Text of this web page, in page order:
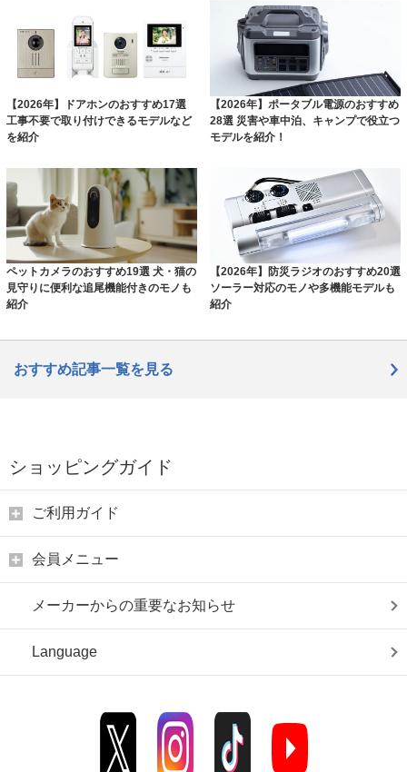
【2026年】ドアホンのおすすめ17選
工事不要で取り付けできるモデルなど
を紹介
【2026年】ポータブル電源のおすすめ
28選 災害や車中泊、キャンプで役立つ
モデルを紹介！
ペットカメラのおすすめ19選 犬・猫の
見守りに便利な追尾機能付きのモノも
紹介
【2026年】防災ラジオのおすすめ20選
ソーラー対応のモノや多機能モデルも
紹介
おすすめ記事一覧を見る
ショッピングガイド
ご利用ガイド
会員メニュー
メーカーからの重要なお知らせ
Language